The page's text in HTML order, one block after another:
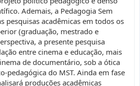
Ademais, a Pedagogia Sem
pesquisas acadêmicas em todos os
(graduação, mestrado e
a presente pesquisa
entre cinema e educação, mais
de documentário, sob a ótica
pedagógica do MST. Ainda em fase
produções acadêmicas